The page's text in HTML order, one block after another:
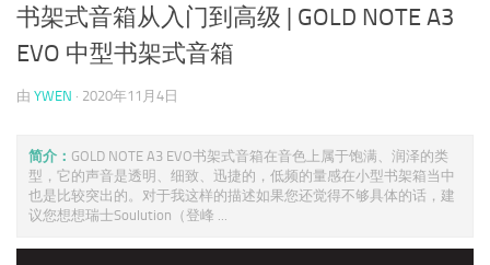
书架式音箱从入门到高级 | GOLD NOTE A3
EVO 中型书架式音箱
由 YWEN · 2020年11月4日
简介： GOLD NOTE A3 EVO书架式音箱在音色上属于饱满、润泽的类
型，它的声音是透明、细致、迅捷的，低频的量感在小型书架箱当中
也是比较突出的。对于我这样的描述如果您还觉得不够具体的话，建
议您想想瑞士Soulution（登峰 ...